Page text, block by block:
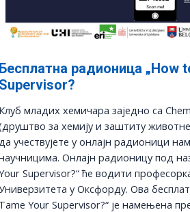
радионица „How
младих хемичара заједно са
за хемију и заштиту
учествујете у онлајн радионици
Онлајн радионицу под
Supervisor?“ ће водити
у Оксфорду. Ова
Your Supervisor?“ је намењена